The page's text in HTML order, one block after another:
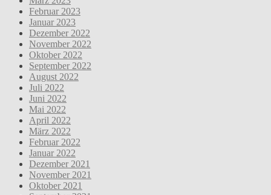
Februar 2023
Januar 2023
Dezember 2022
November 2022
Oktober 2022
September 2022
August 2022
Juli 2022
Juni 2022
Mai 2022
April 2022
März 2022
Februar 2022
Januar 2022
Dezember 2021
November 2021
Oktober 2021